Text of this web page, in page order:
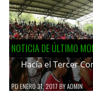
NOTICIA DE ÚLTIMO
Hacía el Tercer
PDENERO 31, 2017 BYADMIN